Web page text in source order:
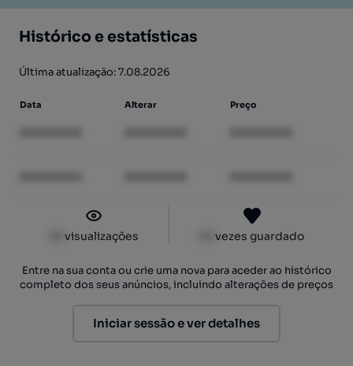
Histórico e estatísticas
Última atualização: 7.08.2026
Data Alterar Preço
visualizações vezes guardado
Entre na sua conta ou crie uma nova para aceder ao histórico
completo dos seus anúncios, incluindo alterações de preços
Iniciar sessão e ver detalhes